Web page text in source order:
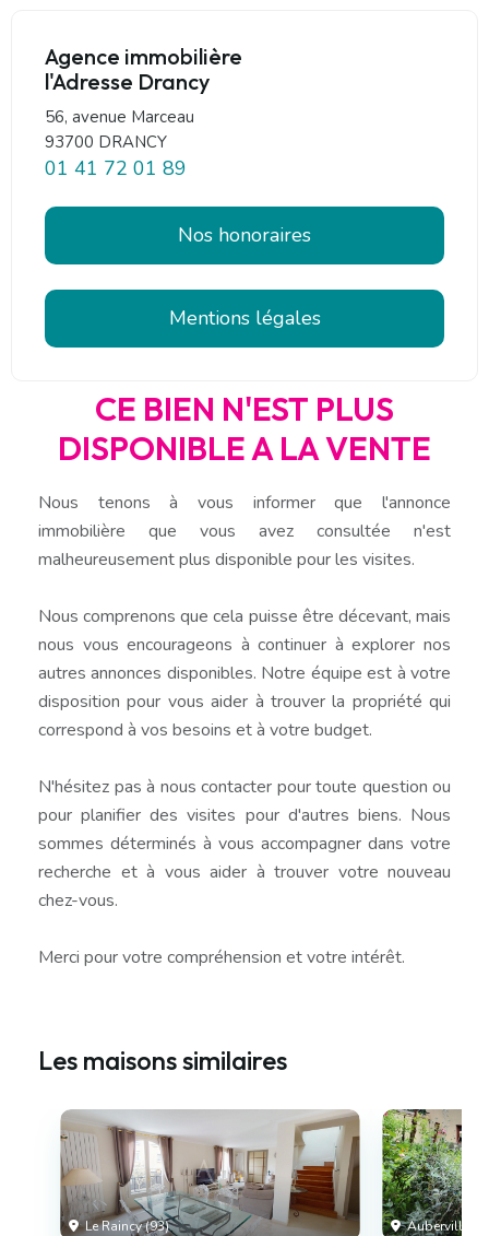
Agence immobilière
l'Adresse Drancy
56, avenue Marceau
93700 DRANCY
01 41 72 01 89
Nos honoraires
Mentions légales
CE BIEN N'EST PLUS
DISPONIBLE A LA VENTE
Nous tenons à vous informer que l'annonce
immobilière que vous avez consultée n'est
malheureusement plus disponible pour les visites.
Nous comprenons que cela puisse être décevant, mais
nous vous encourageons à continuer à explorer nos
autres annonces disponibles. Notre équipe est à votre
disposition pour vous aider à trouver la propriété qui
correspond à vos besoins et à votre budget.
N'hésitez pas à nous contacter pour toute question ou
pour planifier des visites pour d'autres biens. Nous
sommes déterminés à vous accompagner dans votre
recherche et à vous aider à trouver votre nouveau
chez-vous.
Merci pour votre compréhension et votre intérêt.
Les maisons similaires
Le Raincy (93) Aubervilliers